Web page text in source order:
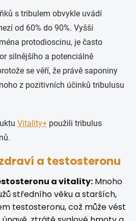
s tribulem obvykle uvádí
od 60% do 90%. Vyšší
protodioscinu, je často
silnějšího a potenciálně
se věří, že právě saponiny
z pozitivních účinků tribulusu
Vitality+ použili tribulus
a testosteronu
a vitality: Mnoho
středního věku a starších,
testosteronu, což může vést